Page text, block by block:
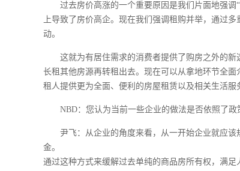
过去房价高涨的一个重要原因是我们片面地强
上导致了房价高企。现在我们强调租购并举，通过
动。
这就为有居住需求的消费者提供了购房之外的
长租其他房源再转租出去。现在可以从拿地环节全
租人提供更为全面、便利的房屋租赁以及相关生活
NBD：您认为当前一些企业的做法是否依照了政
尹飞：从企业的角度来看，从一开始企业就应
金。
通过这种方式来缓解过去单纯的商品房所有权，满